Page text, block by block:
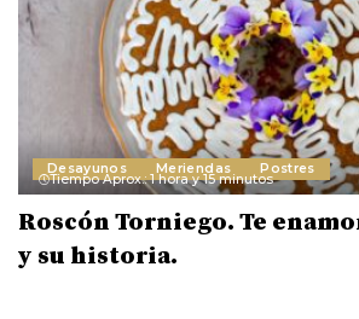
Desayunos Meriendas Postres
Tiempo Aprox.: 1 hora y 15 minutos
Roscón Torniego. Te
y su historia.